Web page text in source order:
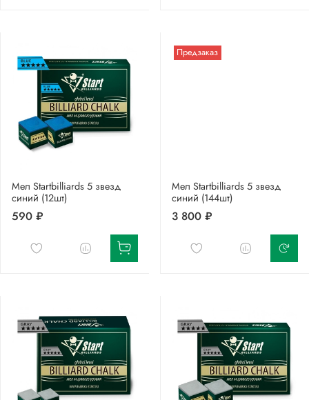
Мел Startbilliards 5 звезд
синий (12шт)
590 ₽
Предзаказ
Мел Startbilliards 5 звезд
синий (144шт)
3 800 ₽